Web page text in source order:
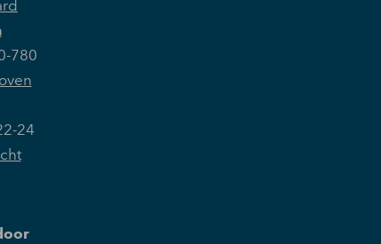
780
24